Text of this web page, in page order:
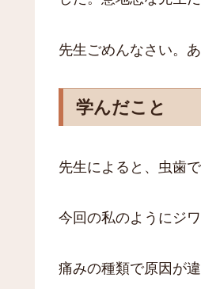
先生ごめんなさい。
学んだこと
先生によると、虫歯
今回の私のようにジ
痛みの種類で原因が